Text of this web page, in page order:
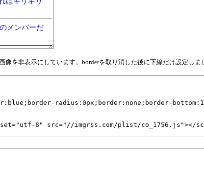
メンバーだ
像を非表示にしています。borderを取り消した後に下線だけ設定しま